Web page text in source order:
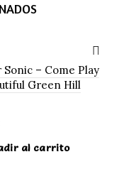
Sonic – Come Play
Green Hill
al carrito